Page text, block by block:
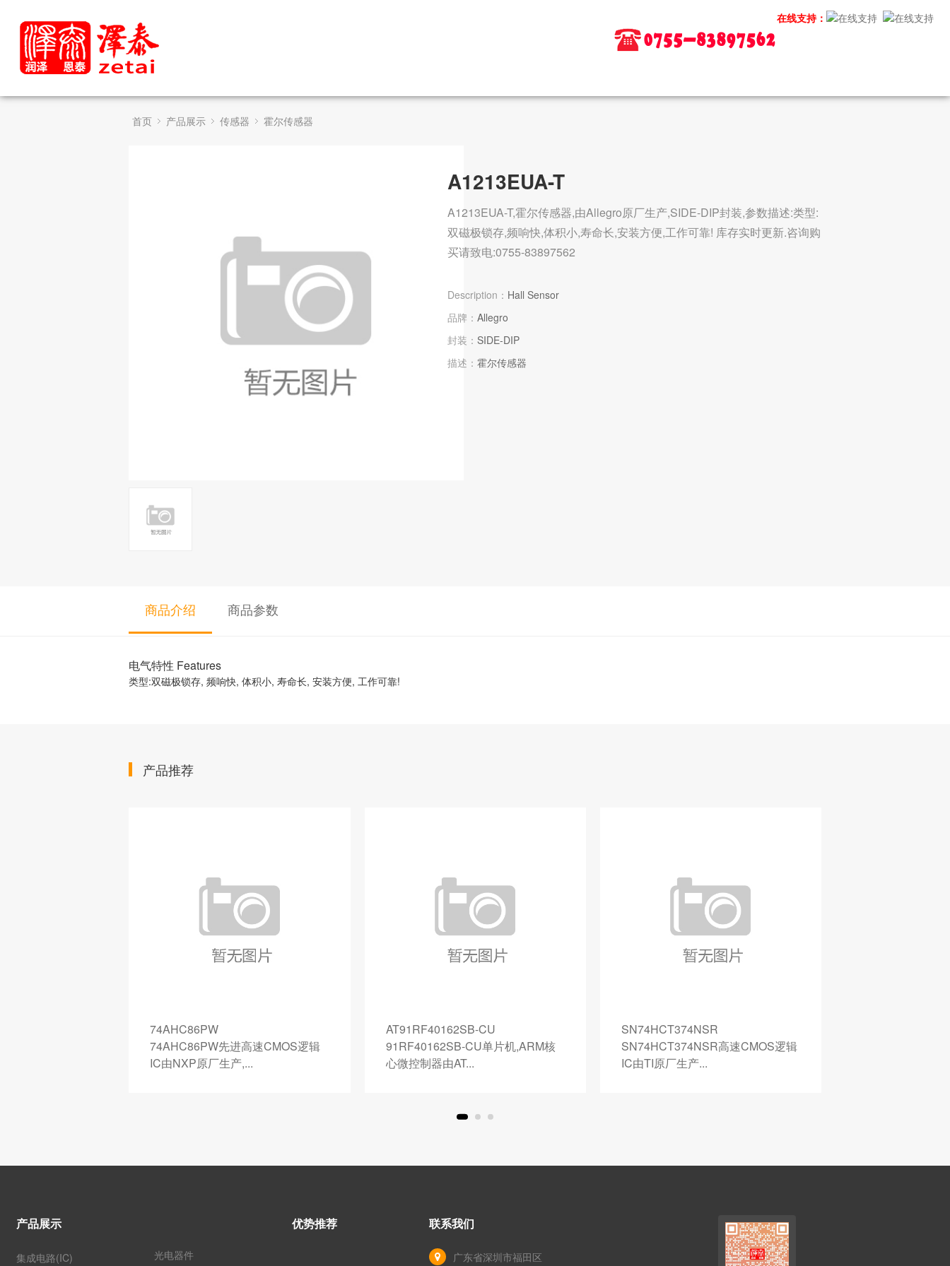
在线支持：
首页 产品展示 传感器 霍尔传感器
A1213EUA-T
A1213EUA-T,霍尔传感器,由Allegro原厂生产,SIDE-DIP封装,参数描述:类型:
双磁极锁存,频响快,体积小,寿命长,安装方便,工作可靠! 库存实时更新.咨询购
买请致电:0755-83897562
Description： Hall Sensor
品牌： Allegro
封装： SIDE-DIP
描述： 霍尔传感器
商品介绍 商品参数
电气特性 Features
类型:双磁极锁存, 频响快, 体积小, 寿命长, 安装方便, 工作可靠!
产品推荐
74AHC86PW
74AHC86PW先进高速CMOS逻辑
IC由NXP原厂生产,...
AT91RF40162SB-CU
91RF40162SB-CU单片机,ARM核
心微控制器由AT...
SN74HCT374NSR
SN74HCT374NSR高速CMOS逻辑
IC由TI原厂生产...
产品展示
集成电路(IC) 光电器件
优势推荐 联系我们
广东省深圳市福田区